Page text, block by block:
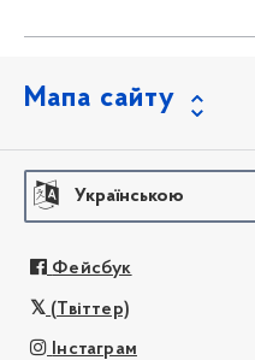
Мапа сайту
Українською
Фейсбук
(Твіттер)
Інстаграм